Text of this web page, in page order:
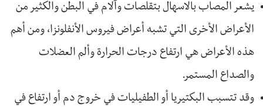
يشعر المصاب بالاسهال بتقلصات وآلام في البطن والكثير من
الأعراض الأخرى التي تشبه أعراض فيروس الأنفلونزا، ومن أهم
هذه الأعراض هي ارتفاع درجات الحرارة وألم العضلات
والصداع المستمر.
وقد تتسبب البكتيريا أو الطفيليات في خروج دم أو ارتفاع في